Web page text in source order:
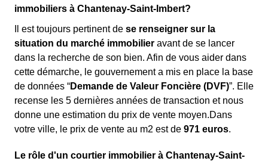
immobiliers à Chantenay-Saint-Imbert?
Il est toujours pertinent de se renseigner sur la
situation du marché immobilier avant de se lancer
dans la recherche de son bien. Afin de vous aider dans
cette démarche, le gouvernement a mis en place la base
de données “Demande de Valeur Foncière (DVF)”. Elle
recense les 5 dernières années de transaction et nous
donne une estimation du prix de vente moyen.Dans
votre ville, le prix de vente au m2 est de 971 euros.
Le rôle d'un courtier immobilier à Chantenay-Saint-